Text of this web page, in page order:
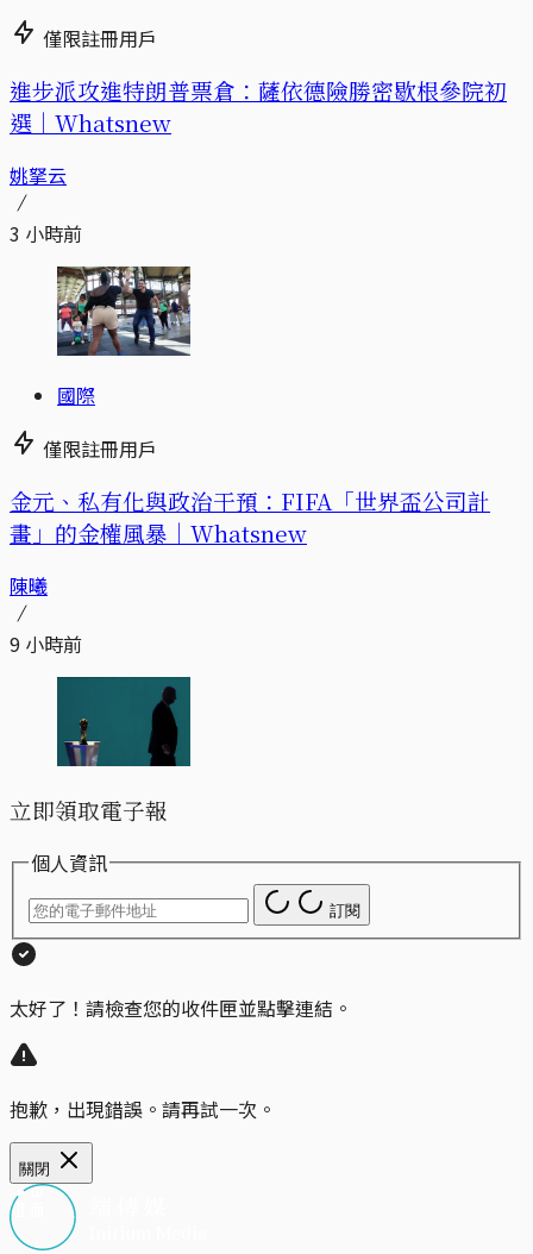
僅限註冊用戶
進步派攻進特朗普票倉：薩依德險勝密歇根參院初
選｜Whatsnew
姚拏云
3 小時前
國際
僅限註冊用戶
金元、私有化與政治干預：FIFA「世界盃公司計
畫」的金權風暴｜Whatsnew
陳曦
9 小時前
立即領取電子報
個人資訊
訂閱
太好了！請檢查您的收件匣並點擊連結。
抱歉，出現錯誤。請再試一次。
關閉